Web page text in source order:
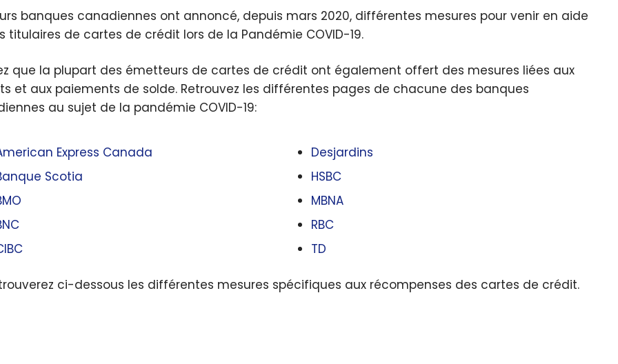
banques canadiennes ont annoncé, depuis mars 2020, différentes mesures pour venir en aide
titulaires de cartes de crédit lors de la Pandémie COVID-19.
que la plupart des émetteurs de cartes de crédit ont également offert des mesures liées aux
et aux paiements de solde. Retrouvez les différentes pages de chacune des banques
au sujet de la pandémie COVID-19:
Express Canada
Scotia
Desjardins
HSBC
MBNA
RBC
TD
ci-dessous les différentes mesures spécifiques aux récompenses des cartes de crédit.